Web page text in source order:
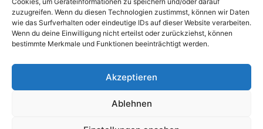
zuzugreifen. Wenn du diesen Technologien zustimmst, können wir Daten
wie das Surfverhalten oder eindeutige IDs auf dieser Website verarbeiten.
Wenn du deine Einwilligung nicht erteilst oder zurückziehst, können
bestimmte Merkmale und Funktionen beeinträchtigt werden.
Akzeptieren
Ablehnen
IMPRESSUM